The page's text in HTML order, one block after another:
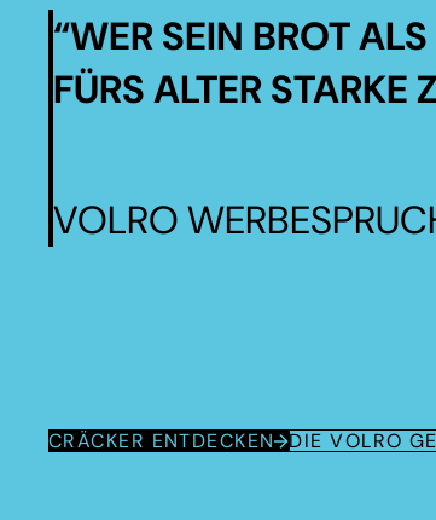
“WER SEIN BROT
FÜRS ALTER STARKE
VOLRO
CRÄCKER ENTDECKEN DIE VOLRO